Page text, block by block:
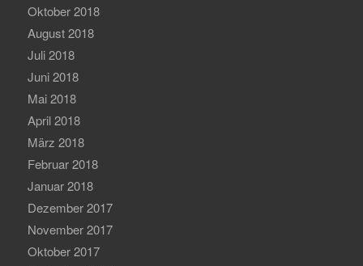
Oktober 2018
August 2018
Juli 2018
Juni 2018
Mai 2018
April 2018
März 2018
Februar 2018
Januar 2018
Dezember 2017
November 2017
Oktober 2017